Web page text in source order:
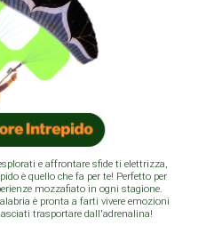
e affrontare sfide ti elettrizza,
è quello che fa per te! Perfetto per
mozzafiato in ogni stagione.
è pronta a farti vivere emozioni
trasportare dall'adrenalina!